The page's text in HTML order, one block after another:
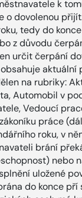
k
o dovolenou
tedy do
z důvodu
určit čerpání
aktuální
na rubriky:
Automobil v
Vedoucí
práce
roku, v
brání
nebo
uložené
do konce pří